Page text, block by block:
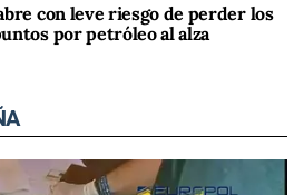
con leve riesgo de perder los
por petróleo al alza